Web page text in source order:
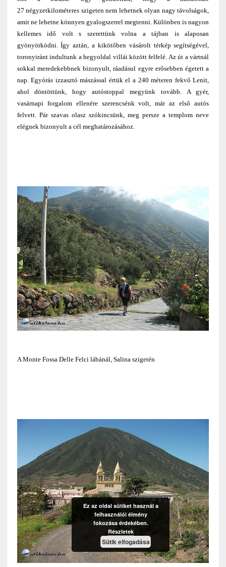
27 négyzetkilométeres szigeten nem lehetnek olyan nagy távolságok,
amit ne lehetne könnyen gyalogszerrel megtenni. Különben is nagyon
kellemes idő volt s szerettünk volna a tájban is alaposan
gyönyörködni. Így aztán, a kikötőben vásárolt térkép segítségével,
toronyiránt indultunk a hegyoldal villái között felfelé. Az út a vártnál
sokkal meredekebbnek bizonyult, ráadásul egyre erősebben égetett a
nap. Egyórás izzasztó mászással értük el a 240 méteren fekvő Lenit,
ahol döntöttünk, hogy autóstoppal megyünk tovább. A gyér,
vasárnapi forgalom ellenére szerencsénk volt, már az első autós
felvett. Pár szavas olasz szókincsünk, meg persze a templom neve
elégnek bizonyult a cél meghatározásához.
A Monte Fossa Delle Felci lábánál, Salina szigetén
Ez az oldal sütiket használ a
felhasználói élmény
fokozása érdekében.
Részletek
Sütik elfogadása